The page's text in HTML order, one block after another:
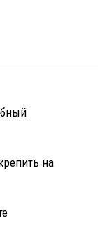
на